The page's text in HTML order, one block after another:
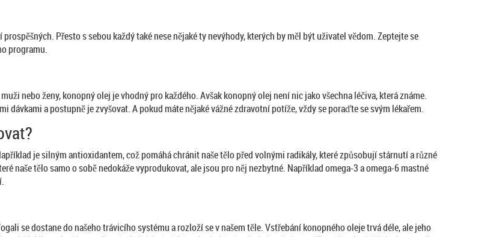
Přesto s sebou každý také nese nějaké ty nevýhody, kterých by měl být uživatel vědom. Zeptejte se
programu.
nebo ženy, konopný olej je vhodný pro každého. Avšak konopný olej není nic jako všechna léčiva, která známe.
dávkami a postupně je zvyšovat. A pokud máte nějaké vážné zdravotní potíže, vždy se poraďte se svým lékařem.
je silným antioxidantem, což pomáhá chránit naše tělo před volnými radikály, které způsobují stárnutí a různé
naše tělo samo o sobě nedokáže vyprodukovat, ale jsou pro něj nezbytné. Například omega-3 a omega-6 mastné
se dostane do našeho trávicího systému a rozloží se v našem těle. Vstřebání konopného oleje trvá déle, ale jeho